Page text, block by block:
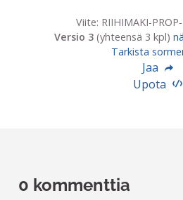
Viite: RIIHIMAKI-
Versio 3 (yhteensä 3 kpl)
Tarkista
Jaa
Upota
0 kommenttia